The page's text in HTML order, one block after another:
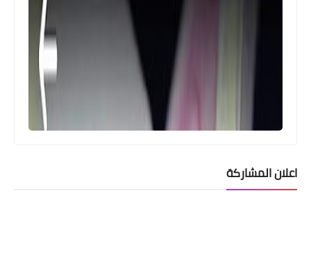
اعلان المشاركة